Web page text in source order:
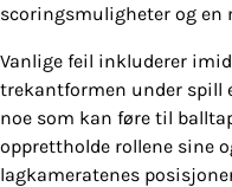
scoringsmuligheter og en
Vanlige feil inkluderer
trekantformen under spill
noe som kan føre til
opprettholde rollene sine
lagkameratenes